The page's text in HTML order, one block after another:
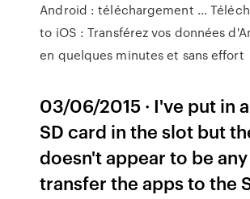
Android : téléchargement ...
to iOS : Transférez vos données
en quelques minutes et sans effort
03/06/2015 · I've put in
SD card in the slot but
doesn't appear to be
transfer the apps to the